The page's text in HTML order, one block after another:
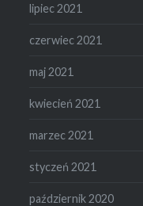
lipiec 2021
czerwiec 2021
maj 2021
kwiecień 2021
marzec 2021
styczeń 2021
październik 2020